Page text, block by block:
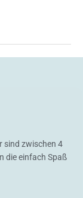
sind zwischen 4
die einfach Spaß